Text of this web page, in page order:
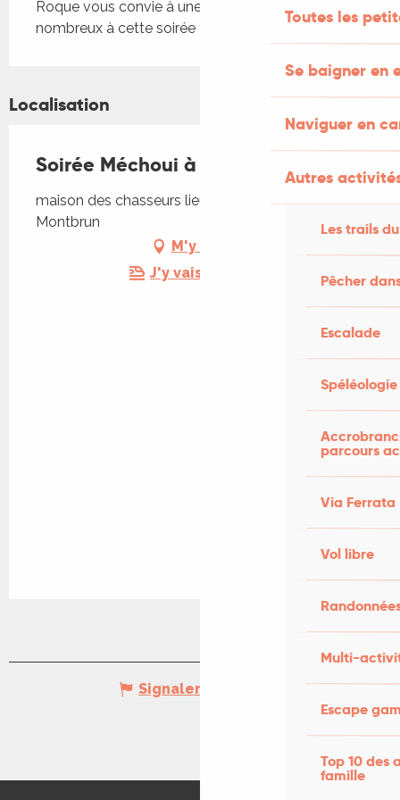
Toutes les
Se baigner en
Naviguer en
Autres
Les trails
Pêcher
Escalade
Spéléologie
parcours
Via Ferrata
Vol libre
Multi-
Escape
Top 10 des
famille
Roque vous convie à une soirée méchoui, venez
nombreux à cette soirée festive.
Localisation
Soirée Méchoui à Montbrun
maison des chasseurs lieu-dit Sauteroque, 46160
Montbrun
M'y rendre
J'y vais en train !
Signaler une erreur